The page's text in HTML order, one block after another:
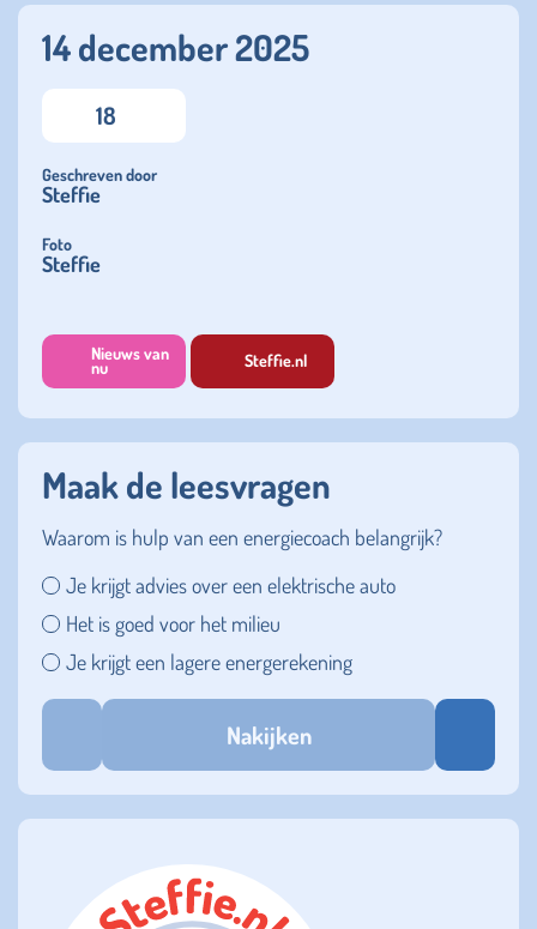
14 december 2025
18
Geschreven door
Steffie
Foto
Steffie
Nieuws van
nu Steffie.nl
Maak de leesvragen
Waarom is hulp van een energiecoach belangrijk?
Je krijgt advies over een elektrische auto
Het is goed voor het milieu
Je krijgt een lagere energerekening
Nakijken